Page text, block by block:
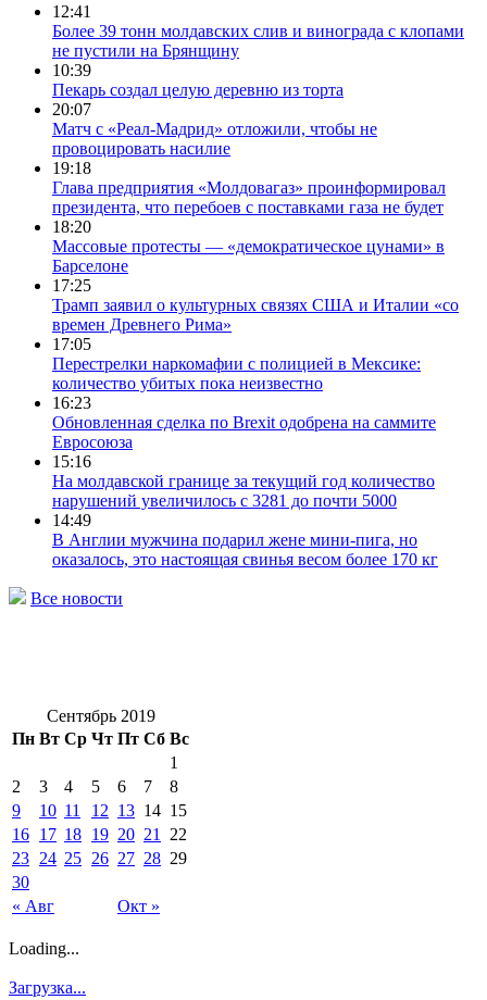
12:41
Более 39 тонн молдавских слив и винограда с клопами
не пустили на Брянщину
10:39
Пекарь создал целую деревню из торта
20:07
Матч с «Реал-Мадрид» отложили, чтобы не
провоцировать насилие
19:18
Глава предприятия «Молдовагаз» проинформировал
президента, что перебоев с поставками газа не будет
18:20
Массовые протесты — «демократическое цунами» в
Барселоне
17:25
Трамп заявил о культурных связях США и Италии «со
времен Древнего Рима»
17:05
Перестрелки наркомафии с полицией в Мексике:
количество убитых пока неизвестно
16:23
Обновленная сделка по Brexit одобрена на саммите
Евросоюза
15:16
На молдавской границе за текущий год количество
нарушений увеличилось с 3281 до почти 5000
14:49
В Англии мужчина подарил жене мини-пига, но
оказалось, это настоящая свинья весом более 170 кг
Все новости
Сентябрь 2019
Пн Вт Ср Чт Пт Сб Вс
« Авг Окт »
1
2
3 4 5 6 7
8
9
10 11 12 13 14 15
16 17 18 19 20 21
22
23 24 25 26 27 28 29
30
Loading...
Загрузка...